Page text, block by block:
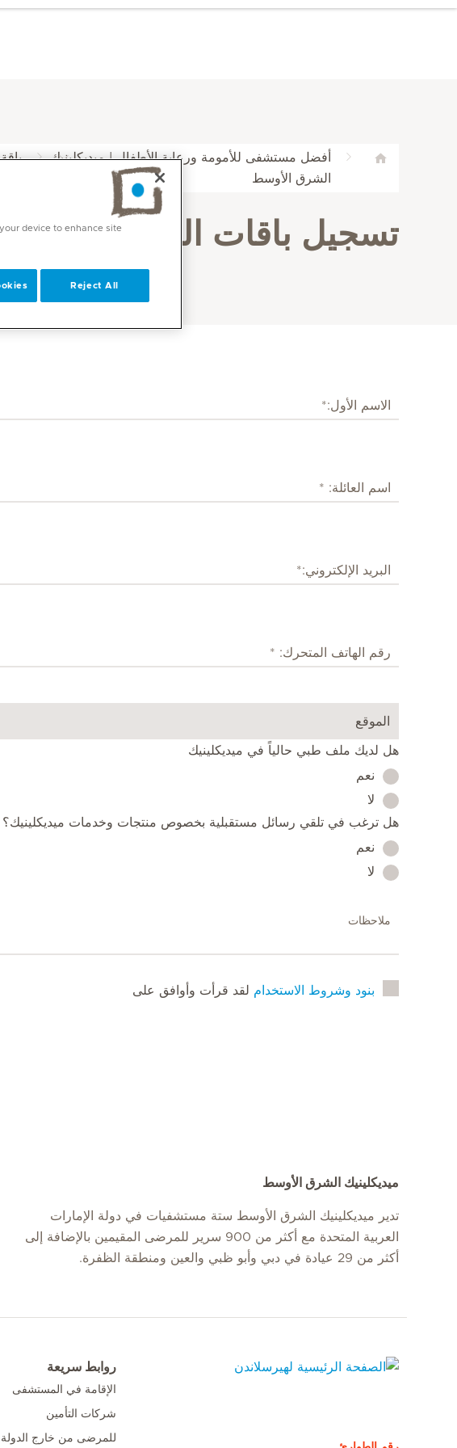
أفضل مستشفى للأمومة ورعاية الأطفال | ميديكلينيك
الشرق الأوسط
تسجيل باقات الرعاية
هل لديك ملف طبي حالياً في ميديكلينيك
نعم
لا
هل ترغب في تلقي رسائل مستقبلية بخصوص منتجات وخدمات ميديكلينيك؟
نعم
لا
بنود وشروط الاستخدام لقد قرأت وأوافق على
ميديكلينيك الشرق الأوسط
تدير ميديكلينيك الشرق الأوسط ستة مستشفيات في دولة الإمارات
العربية المتحدة مع أكثر من 900 سرير للمرضى المقيمين بالإضافة إلى
أكثر من 29 عيادة في دبي وأبو ظبي والعين ومنطقة الظفرة.
روابط سريعة
الإقامة في المستشفى
شركات التأمين
للمرضى من خارج الدولة
device to enhance site
Reject All